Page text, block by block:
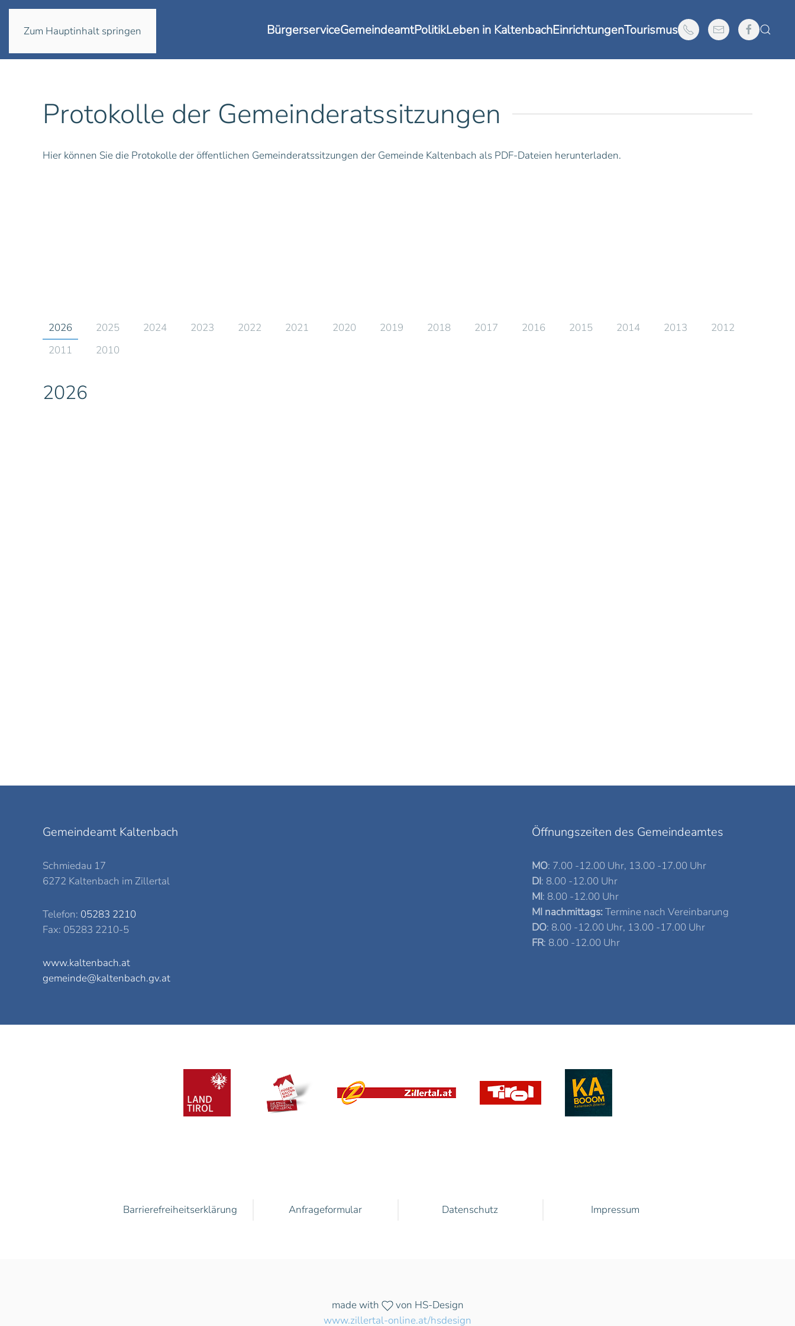
Zum Hauptinhalt springen BürgerserviceGemeindeamtPolitikLeben in KaltenbachEinrichtungenTourismus
Protokolle der Gemeinderatssitzungen
Hier können Sie die Protokolle der öffentlichen Gemeinderatssitzungen der Gemeinde Kaltenbach als PDF-Dateien herunterladen.
2026 2025 2024 2023 2022 2021 2020 2019 2018 2017 2016 2015 2014 2013
2012
2011
2010
2026
Gemeindeamt Kaltenbach
Schmiedau 17
6272 Kaltenbach im Zillertal
Telefon: 05283 2210
Fax: 05283 2210-5
www.kaltenbach.at
gemeinde@kaltenbach.gv.at
Öffnungszeiten des Gemeindeamtes
MO: 7.00 -12.00 Uhr, 13.00 -17.00 Uhr
DI: 8.00 -12.00 Uhr
MI: 8.00 -12.00 Uhr
MI nachmittags:Termine nach Vereinbarung
DO: 8.00 -12.00 Uhr, 13.00 -17.00 Uhr
FR: 8.00 -12.00 Uhr
Barrierefreiheitserklärung Anfrageformular Datenschutz Impressum
made with
von HS-Design
www.zillertal-online.at/hsdesign